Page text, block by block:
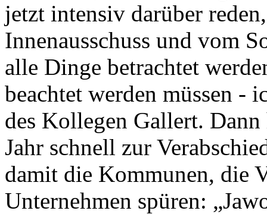
jetzt intensiv darüber
Innenausschuss und vom
alle Dinge betrachtet
beachtet werden müssen -
des Kollegen Gallert.
Jahr schnell zur
damit die Kommunen, die
Unternehmen spüren: